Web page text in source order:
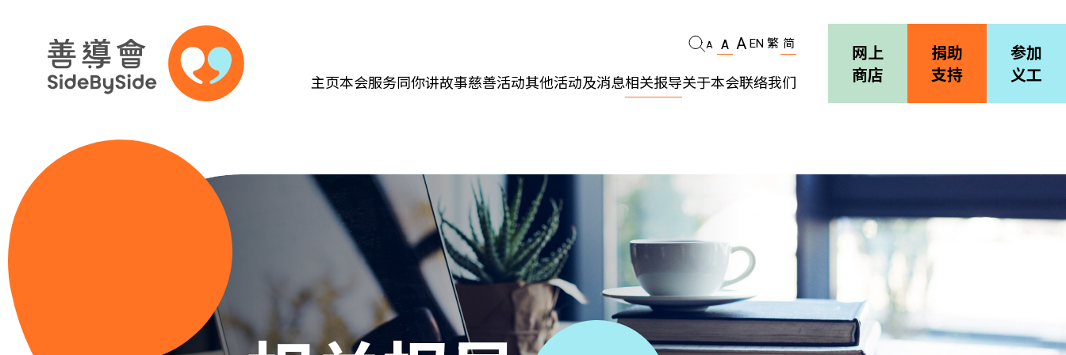
A A A EN 繁 简
主页本会服务
职能发展
社区教育
多元共融
社区连系
同你讲故事慈善活动其他活动及消息相关报导关于本会联络我们
网上
商店
捐助
支持
参加
义工